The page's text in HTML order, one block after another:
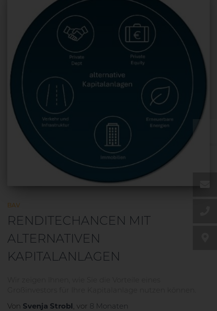
BAV
RENDITECHANCEN MIT
ALTERNATIVEN
KAPITALANLAGEN
Von Svenja Strobl , vor 8 Monaten